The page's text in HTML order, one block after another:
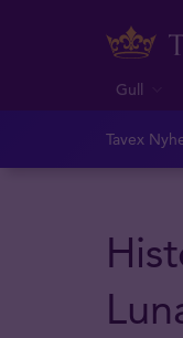
Gull
Tavex